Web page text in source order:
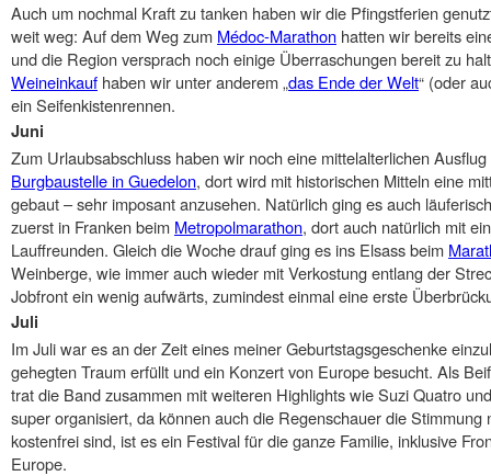
Auch um nochmal Kraft zu tanken haben wir die Pfingstferien
weit weg: Auf dem Weg zum Médoc-Marathon hatten wir bereits
und die Region versprach noch einige Überraschungen bereit zu
Weineinkauf haben wir unter anderem „das Ende der Welt“ (oder
ein Seifenkistenrennen.
Juni
Zum Urlaubsabschluss haben wir noch eine mittelalterlichen
Burgbaustelle in Guedelon, dort wird mit historischen Mitteln eine
gebaut – sehr imposant anzusehen. Natürlich ging es auch
zuerst in Franken beim Metropolmarathon, dort auch natürlich mit
Lauffreunden. Gleich die Woche drauf ging es ins Elsass beim
Weinberge, wie immer auch wieder mit Verkostung entlang der
Jobfront ein wenig aufwärts, zumindest einmal eine erste
Juli
Im Juli war es an der Zeit eines meiner Geburtstagsgeschenke
gehegten Traum erfüllt und ein Konzert von Europe besucht. Als
trat die Band zusammen mit weiteren Highlights wie Suzi Quatro
super organisiert, da können auch die Regenschauer die
kostenfrei sind, ist es ein Festival für die ganze Familie, inklusive
Europe.